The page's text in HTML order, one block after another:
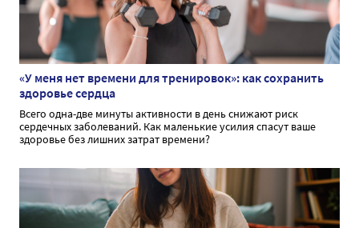
«У меня нет времени для тренировок»: как сохранить
здоровье сердца
Всего одна-две минуты активности в день снижают риск
сердечных заболеваний. Как маленькие усилия спасут ваше
здоровье без лишних затрат времени?